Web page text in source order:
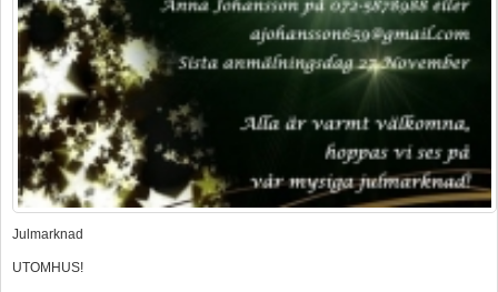
Julmarknad
UTOMHUS!